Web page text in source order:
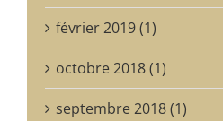
février 2019 (1)
octobre 2018 (1)
septembre 2018 (1)